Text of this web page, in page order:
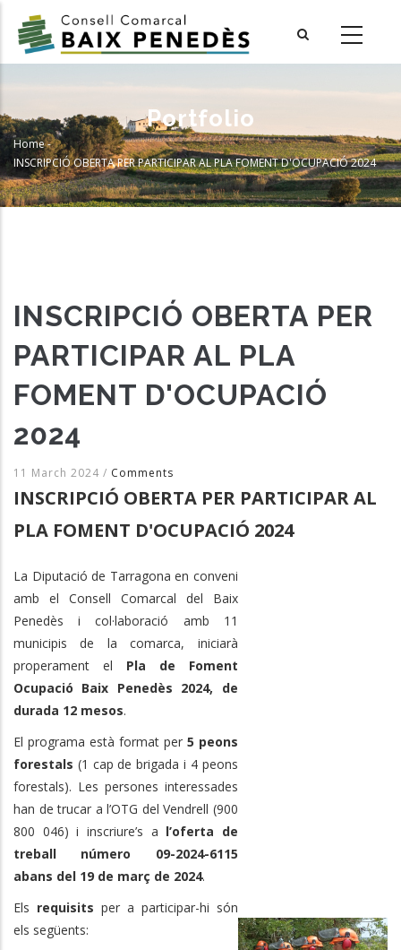
main
Portfolio
Breadcrumb
Home-
INSCRIPCIÓ OBERTA PER PARTICIPAR AL PLA FOMENT D'OCUPACIÓ 2024
INSCRIPCIÓ OBERTA PER
PARTICIPAR AL PLA
FOMENT D'OCUPACIÓ
2024
11 March 2024 / Comments
INSCRIPCIÓ OBERTA PER PARTICIPAR AL
PLA FOMENT D'OCUPACIÓ 2024
La Diputació de Tarragona en conveni
amb el Consell Comarcal del Baix
Penedès i col·laboració amb 11
municipis de la comarca, iniciarà
properament el Pla de Foment
Ocupació Baix Penedès 2024, de
durada 12 mesos.
El programa està format per 5 peons
forestals (1 cap de brigada i 4 peons
forestals). Les persones interessades
han de trucar a l’OTG del Vendrell (900
800 046) i inscriure’s a l’oferta de
treball número 09-2024-6115
abans del 19 de març de 2024.
Els requisits per a participar-hi són
els següents: